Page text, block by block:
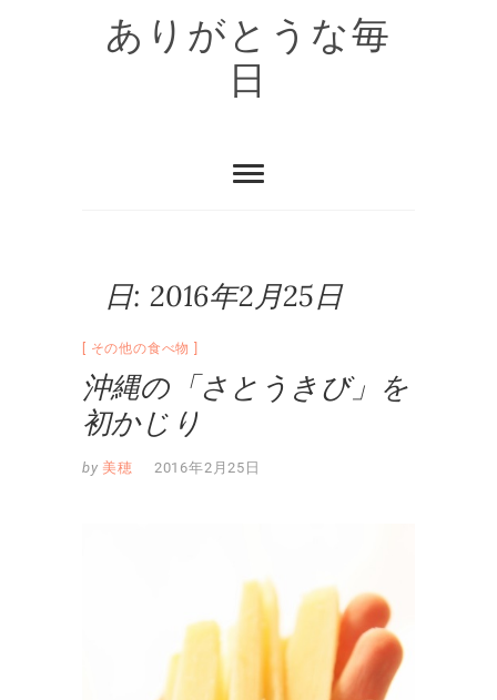
ありがとうな毎
日
日: 2016年2月25日
その他の食べ物
沖縄の「さとうきび」を
初かじり
by 美穂 2016年2月25日